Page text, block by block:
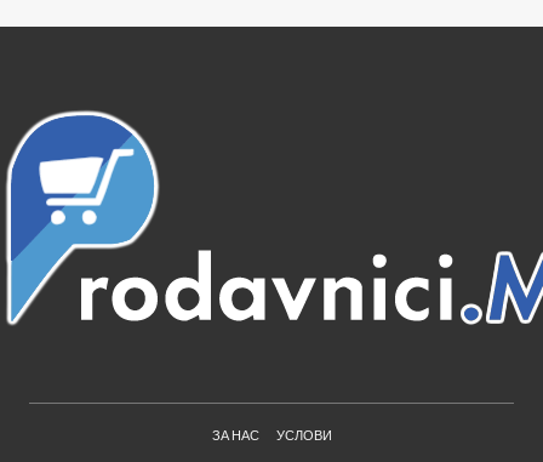
ЗА НАС УСЛОВИ